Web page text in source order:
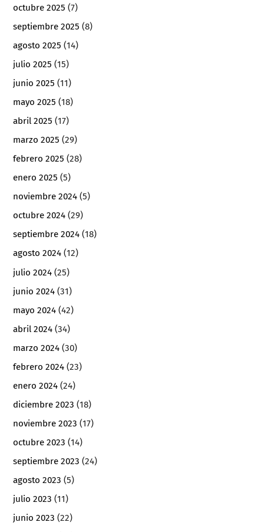
octubre 2025 (7)
septiembre 2025 (8)
agosto 2025 (14)
julio 2025 (15)
junio 2025 (11)
mayo 2025 (18)
abril 2025 (17)
marzo 2025 (29)
febrero 2025 (28)
enero 2025 (5)
noviembre 2024 (5)
octubre 2024 (29)
septiembre 2024 (18)
agosto 2024 (12)
julio 2024 (25)
junio 2024 (31)
mayo 2024 (42)
abril 2024 (34)
marzo 2024 (30)
febrero 2024 (23)
enero 2024 (24)
diciembre 2023 (18)
noviembre 2023 (17)
octubre 2023 (14)
septiembre 2023 (24)
agosto 2023 (5)
julio 2023 (11)
junio 2023 (22)